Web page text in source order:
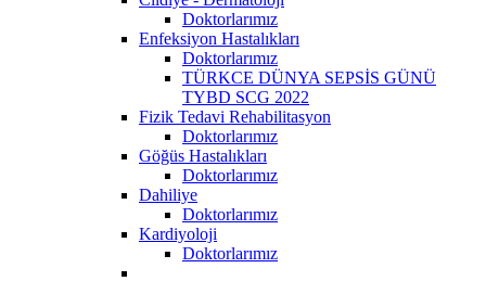
Doktorlarımız
Enfeksiyon Hastalıkları
Doktorlarımız
TÜRKCE DÜNYA SEPSİS GÜNÜ
TYBD SCG 2022
Fizik Tedavi Rehabilitasyon
Doktorlarımız
Göğüs Hastalıkları
Doktorlarımız
Dahiliye
Doktorlarımız
Kardiyoloji
Doktorlarımız